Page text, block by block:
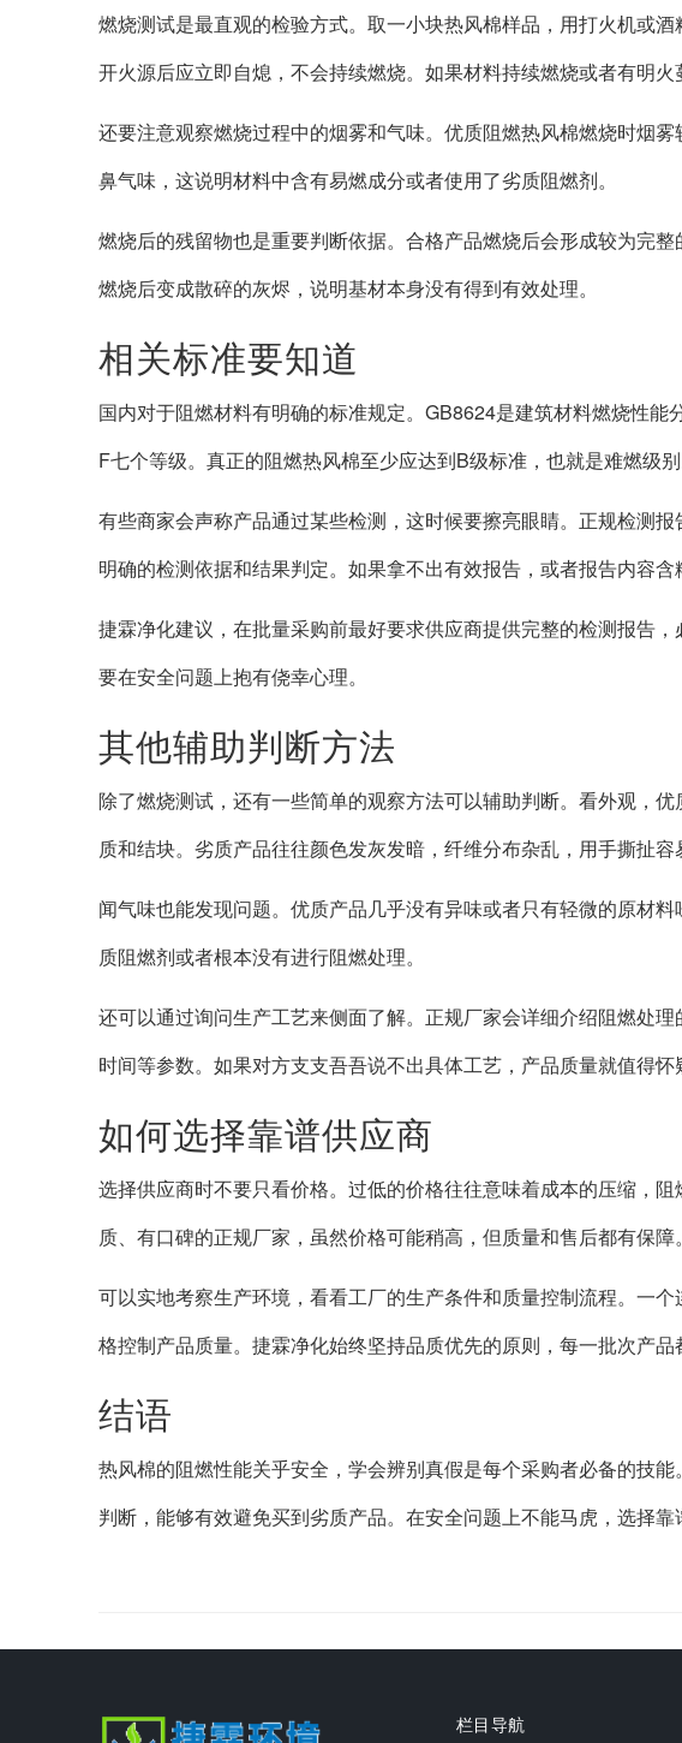
燃烧测试是最直观的检验方式。取一小块热风棉样品，用打火机或
开火源后应立即自熄，不会持续燃烧。如果材料持续燃烧或者有明火
还要注意观察燃烧过程中的烟雾和气味。优质阻燃热风棉燃烧时烟
鼻气味，这说明材料中含有易燃成分或者使用了劣质阻燃剂。
燃烧后的残留物也是重要判断依据。合格产品燃烧后会形成较为完
燃烧后变成散碎的灰烬，说明基材本身没有得到有效处理。
相关标准要知道
国内对于阻燃材料有明确的标准规定。GB8624是建筑材料燃烧性能
F七个等级。真正的阻燃热风棉至少应达到B级标准，也就是难燃级别
有些商家会声称产品通过某些检测，这时候要擦亮眼睛。正规检测
明确的检测依据和结果判定。如果拿不出有效报告，或者报告内容含
捷霖净化建议，在批量采购前最好要求供应商提供完整的检测报告
要在安全问题上抱有侥幸心理。
其他辅助判断方法
除了燃烧测试，还有一些简单的观察方法可以辅助判断。看外观，
质和结块。劣质产品往往颜色发灰发暗，纤维分布杂乱，用手撕扯容
闻气味也能发现问题。优质产品几乎没有异味或者只有轻微的原材
质阻燃剂或者根本没有进行阻燃处理。
还可以通过询问生产工艺来侧面了解。正规厂家会详细介绍阻燃处
时间等参数。如果对方支支吾吾说不出具体工艺，产品质量就值得怀
如何选择靠谱供应商
选择供应商时不要只看价格。过低的价格往往意味着成本的压缩，
质、有口碑的正规厂家，虽然价格可能稍高，但质量和售后都有保障。
可以实地考察生产环境，看看工厂的生产条件和质量控制流程。一
格控制产品质量。捷霖净化始终坚持品质优先的原则，每一批次产
结语
热风棉的阻燃性能关乎安全，学会辨别真假是每个采购者必备的技
判断，能够有效避免买到劣质产品。在安全问题上不能马虎，选择靠
栏目导航